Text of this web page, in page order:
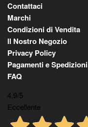
Contattaci
Marchi
Condizioni di Vendita
Il Nostro Negozio
Privacy Policy
Pagamenti e Spedizioni
FAQ
4,9/5
Eccellente